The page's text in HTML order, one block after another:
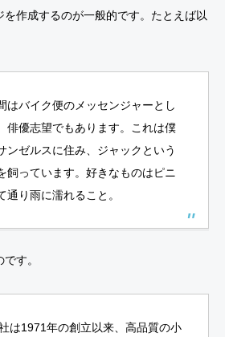
作成するのが一般的です。たとえば以
はバイク便のメッセンジャーとし
俳優志望でもあります。これは僕
ンゼルスに住み、ジャックという
飼っています。好きなものはピニ
通り雨に濡れること。
す。
は1971年の創立以来、高品質の小